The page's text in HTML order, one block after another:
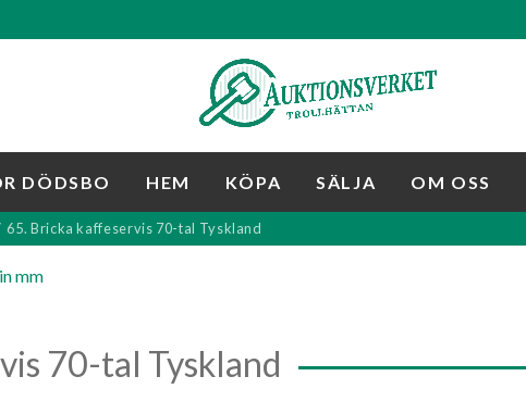
DÖDSBO HEM KÖPA SÄLJA OM OSS
65. Bricka kaffeservis 70-tal Tyskland
mm
70-tal Tyskland